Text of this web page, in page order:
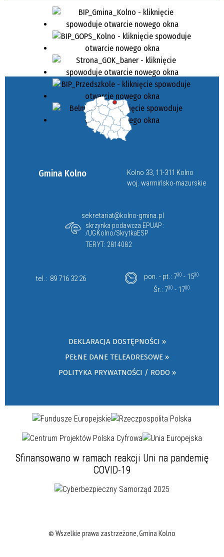
Gmina Kolno
Kolno 33, 11-311 Kolno
woj. warmińsko-mazurskie
sekretariat@kolno-gmina.pl
skrzynka podawcza EPUAP:
/UGKolno/SkrytkaESP
TERYT: 2814082
tel.: 89 716 32 26 pon. - pt.: 730 - 1530
Śr.: 730 - 1700
DEKLARACJA DOSTĘPNOŚCI »
PEŁNE DANE TELEADRESOWE »
POLITYKA PRYWATNOŚCI / RODO »
Sfinansowano w ramach reakcji Uni na pandemię
COVID-19
© Wszelkie prawa zastrzeżone, Gmina Kolno